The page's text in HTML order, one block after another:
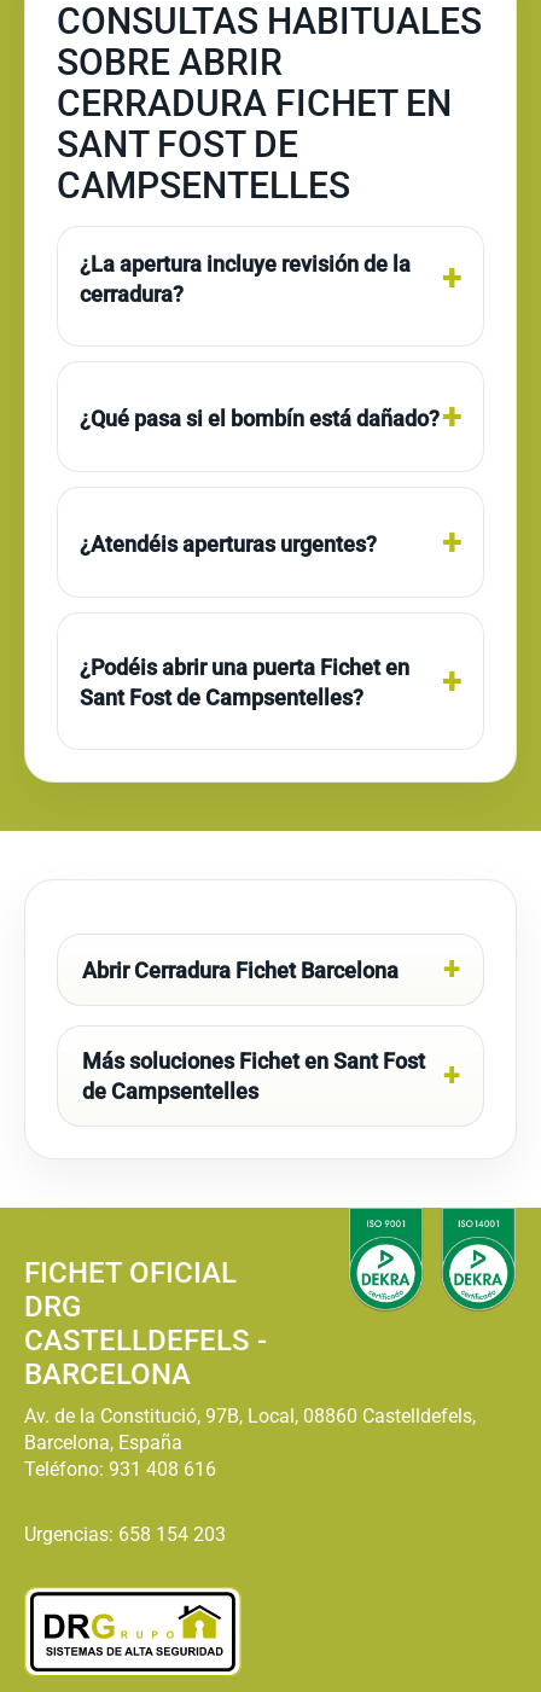
CONSULTAS HABITUALES
SOBRE ABRIR
CERRADURA FICHET EN
SANT FOST DE
CAMPSENTELLES
¿La apertura incluye revisión de la
cerradura?
¿Qué pasa si el bombín está dañado?
¿Atendéis aperturas urgentes?
¿Podéis abrir una puerta Fichet en
Sant Fost de Campsentelles?
Abrir Cerradura Fichet Barcelona
Más soluciones Fichet en Sant Fost
de Campsentelles
FICHET OFICIAL
DRG
CASTELLDEFELS -
BARCELONA
Av. de la Constitució, 97B, Local, 08860 Castelldefels,
Barcelona, España
Teléfono: 931 408 616
Urgencias: 658 154 203